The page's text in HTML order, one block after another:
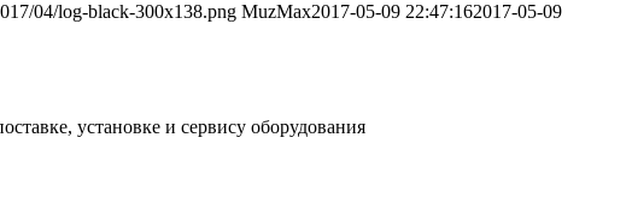
04/log-black-300x138.png MuzMax2017-05-09 22:47:162017-05-09
установке и сервису оборудования